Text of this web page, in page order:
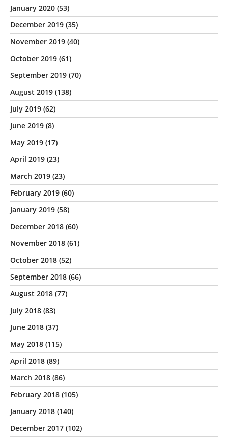
January 2020 (53)
December 2019 (35)
November 2019 (40)
October 2019 (61)
September 2019 (70)
August 2019 (138)
July 2019 (62)
June 2019 (8)
May 2019 (17)
April 2019 (23)
March 2019 (23)
February 2019 (60)
January 2019 (58)
December 2018 (60)
November 2018 (61)
October 2018 (52)
September 2018 (66)
August 2018 (77)
July 2018 (83)
June 2018 (37)
May 2018 (115)
April 2018 (89)
March 2018 (86)
February 2018 (105)
January 2018 (140)
December 2017 (102)